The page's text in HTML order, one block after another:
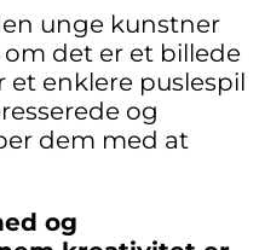
unge kunstner
det er et billede
et enklere puslespil
og
dem med at
og